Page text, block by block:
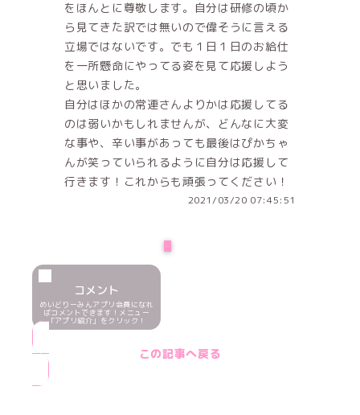
をほんとに尊敬します。自分は研修の頃か
ら見てきた訳では無いので偉そうに言える
立場ではないです。でも１日１日のお給仕
を一所懸命にやってる姿を見て応援しよう
と思いました。
自分はほかの常連さんよりかは応援してる
のは弱いかもしれませんが、どんなに大変
な事や、辛い事があっても最後はぴかちゃ
んが笑っていられるように自分は応援して
行きます！これからも頑張ってください！
2021/03/20 07:45:51
NEXT
コメント
めいどりーみんアプリ会員になれ
ばコメントできます！メニュー
「アプリ紹介」をクリック！
この記事へ戻る